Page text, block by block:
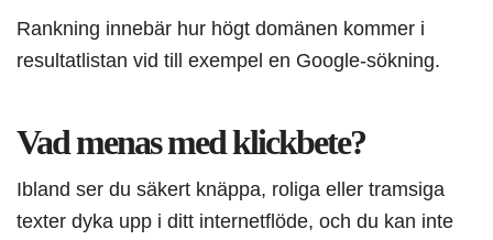
Rankning innebär hur högt domänen kommer i
resultatlistan vid till exempel en Google-sökning.
Vad menas med klickbete?
Ibland ser du säkert knäppa, roliga eller tramsiga
texter dyka upp i ditt internetflöde, och du kan inte